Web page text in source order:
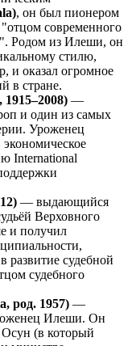
, он был пионером
современного
Родом из Илеши, он
стилю,
и оказал огромное
в стране.
—
и один из самых
Уроженец
International
— выдающийся
Верховного
и получил
развитие судебной
судебного
род. 1957) —
Илеши. Он
Осун (в который